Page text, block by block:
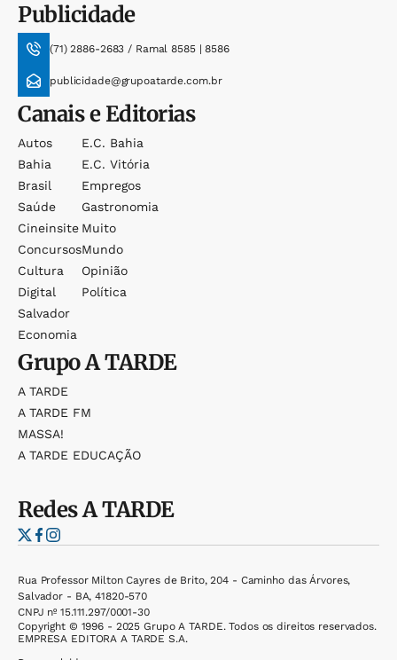
Publicidade
(71) 2886-2683 / Ramal 8585 | 8586
publicidade@grupoatarde.com.br
Canais e Editorias
Autos
Bahia
Brasil
Saúde
Cineinsite
Concursos
Cultura
Digital
Salvador
Economia
E.c. Bahia
E.c. Vitória
Empregos
Gastronomia
Muito
Mundo
Opinião
Política
GrupoA TARDE
A TARDE
A TARDE FM
MASSA!
A TARDE EDUCAÇÃO
RedesA TARDE
Rua Professor Milton Cayres de Brito, 204 - Caminho das Árvores,
Salvador - BA, 41820-570
CNPJ nº 15.111.297/0001-30
Copyright © 1996 - 2025 Grupo A TARDE. Todos os direitos reservados.
EMPRESA EDITORA A TARDE S.A.